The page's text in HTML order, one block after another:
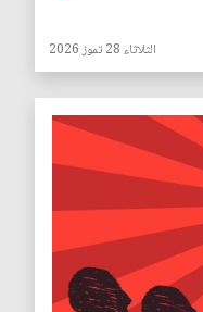
الثلاثاء 28 تموز 2026